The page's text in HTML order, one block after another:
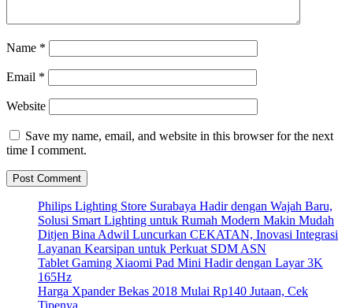
Name *
Email *
Website
Save my name, email, and website in this browser for the next
time I comment.
Philips Lighting Store Surabaya Hadir dengan Wajah Baru,
Solusi Smart Lighting untuk Rumah Modern Makin Mudah
Ditjen Bina Adwil Luncurkan CEKATAN, Inovasi Integrasi
Layanan Kearsipan untuk Perkuat SDM ASN
Tablet Gaming Xiaomi Pad Mini Hadir dengan Layar 3K
165Hz
Harga Xpander Bekas 2018 Mulai Rp140 Jutaan, Cek